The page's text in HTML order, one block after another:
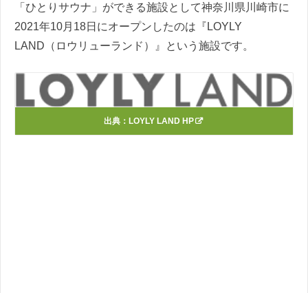
「ひとりサウナ」ができる施設として神奈川県川崎市に
2021年10月18日にオープンしたのは『LOYLY
LAND（ロウリューランド）』という施設です。
出典： LOYLY LAND HP